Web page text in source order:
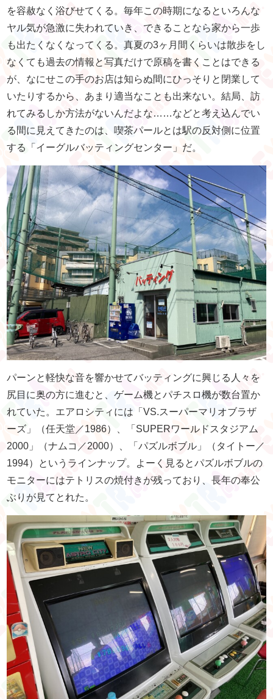
を容赦なく浴びせてくる。毎年この時期になるといろんな
ヤル気が急激に失われていき、できることなら家から一歩
も出たくなくなってくる。真夏の3ヶ月間くらいは散歩をし
なくても過去の情報と写真だけで原稿を書くことはできる
が、なにせこの手のお店は知らぬ間にひっそりと閉業して
いたりするから、あまり適当なことも出来ない。結局、訪
れてみるしか方法がないんだよな……などと考え込んでい
る間に見えてきたのは、喫茶パールとは駅の反対側に位置
する「イーグルバッティングセンター」だ。
パーンと軽快な音を響かせてバッティングに興じる人々を
尻目に奥の方に進むと、ゲーム機とパチスロ機が数台置か
れていた。エアロシティには「VS.スーパーマリオブラザ
ーズ」（任天堂／1986）、「SUPERワールドスタジアム
2000」（ナムコ／2000）、「パズルボブル」（タイトー／
1994）というラインナップ。よーく見るとパズルボブルの
モニターにはテトリスの焼付きが残っており、長年の奉公
ぶりが見てとれた。